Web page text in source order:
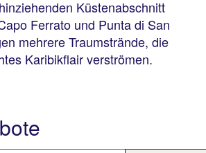
Küstenabschnitt
Ferrato und Punta di San
mehrere Traumstrände, die
Karibikflair verströmen.